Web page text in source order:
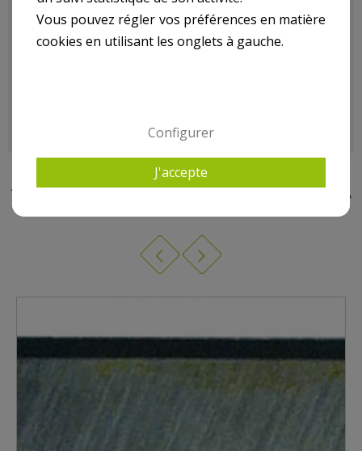
- Lame De Scie 200Mm-20Mm
- Convient Pour : Bwts600-200, Bwts600-200Rt, Crts600-200,
10 AUTRES PRODUITS DANS ACCESSOIRES SCIES,LAME,
Vous pouvez régler vos préférences en matière
cookies en utilisant les onglets à gauche.
Configurer
J'accepte